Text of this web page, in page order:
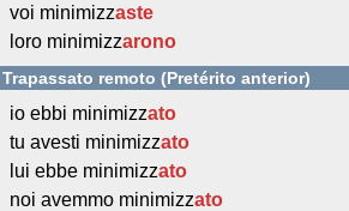
voi minimizzaste
loro minimizzarono
Trapassato remoto (Pretérito anterior)
io ebbi minimizzato
tu avesti minimizzato
lui ebbe minimizzato
noi avemmo minimizzato